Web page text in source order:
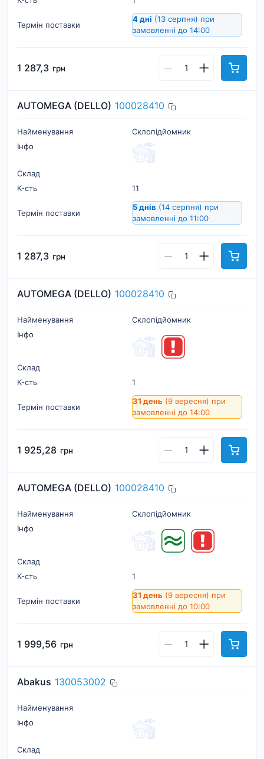
Термін поставки
4 дні (13 серпня) при
замовленні до 14:00
1 287,3 грн
AUTOMEGA (DELLO) 100028410
Найменування
Склопідйомник
Інфо
Склад
К-cть
11
Термін поставки
5 днів (14 серпня) при
замовленні до 11:00
1 287,3 грн
AUTOMEGA (DELLO) 100028410
Найменування
Склопідйомник
Інфо
Склад
К-cть
1
Термін поставки
31 день (9 вересня) при
замовленні до 14:00
1 925,28 грн
AUTOMEGA (DELLO) 100028410
Найменування
Склопідйомник
Інфо
Склад
К-cть
1
Термін поставки
31 день (9 вересня) при
замовленні до 10:00
1 999,56 грн
Abakus 130053002
Найменування
Інфо
Склад